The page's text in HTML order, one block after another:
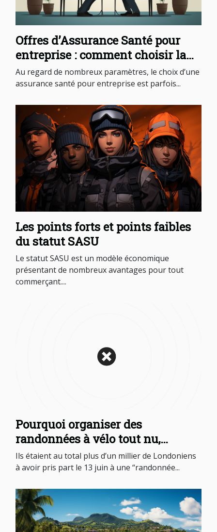
Offres d’Assurance Santé pour
entreprise : comment choisir la
meilleure ?
Au regard de nombreux paramètres, le choix d’une
assurance santé pour entreprise est parfois...
Les points forts et points faibles
du statut SASU
Le statut SASU est un modèle économique
présentant de nombreux avantages pour tout
commerçant....
Pourquoi organiser des
randonnées à vélo tout nu,
comme à Londres ?
Ils étaient au total plus d’un millier de Londoniens
à avoir pris part le 13 juin à une “randonnée...